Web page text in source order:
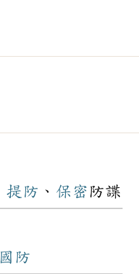
提防 、 保密 防諜
國防